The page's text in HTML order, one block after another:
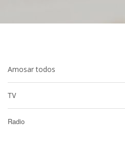
Amosar todos
TV
Radio